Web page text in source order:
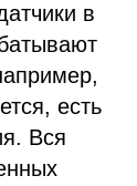
в
есть
Вся